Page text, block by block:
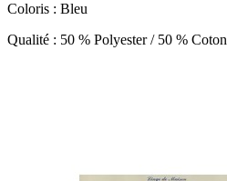
Coloris : Bleu
Qualité : 50 % Polyester / 50 % Coton